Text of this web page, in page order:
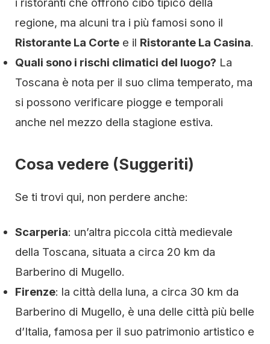
regione, ma alcuni tra i più famosi sono il
Ristorante La Corte e il Ristorante La Casina.
Quali sono i rischi climatici del luogo? La
Toscana è nota per il suo clima temperato, ma
si possono verificare piogge e temporali
anche nel mezzo della stagione estiva.
Cosa vedere (Suggeriti)
Se ti trovi qui, non perdere anche:
Scarperia: un’altra piccola città medievale
della Toscana, situata a circa 20 km da
Barberino di Mugello.
Firenze: la città della luna, a circa 30 km da
Barberino di Mugello, è una delle città più belle
d’Italia, famosa per il suo patrimonio artistico e